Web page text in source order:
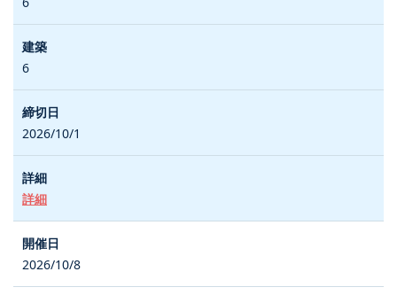
6
2026/10/1
詳細
2026/10/8